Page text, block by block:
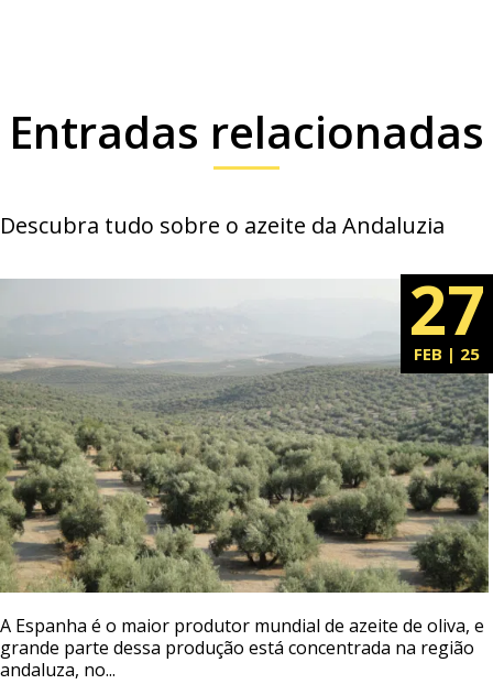
Entradas relacionadas
Descubra tudo sobre o azeite da Andaluzia
27
FEB | 25
A Espanha é o maior produtor mundial de azeite de oliva, e
grande parte dessa produção está concentrada na região
andaluza, no...